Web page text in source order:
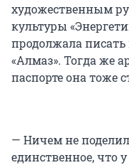
художественным
культуры
продолжала писать
«Алмаз». Тогда же
паспорте она тоже
— Ничем не
единственное, что